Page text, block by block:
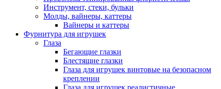
Инструмент, стеки, бульки
Молды, вайнеры, каттеры
Вайнеры и каттеры
Фурнитура для игрушек
Глаза
Бегающие глазки
Блестящие глазки
Глаза для игрушек винтовые на безопасном
креплении
Глаза для игрушек реалистичные